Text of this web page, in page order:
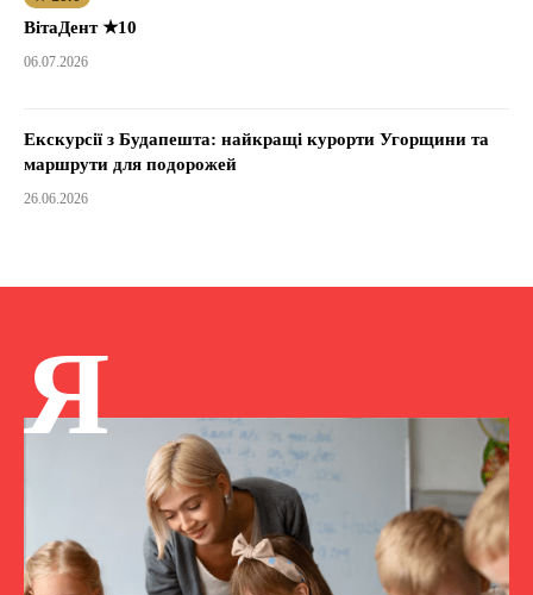
ВітаДент ★10
06.07.2026
Екскурсії з Будапешта: найкращі курорти Угорщини та
маршрути для подорожей
26.06.2026
Я